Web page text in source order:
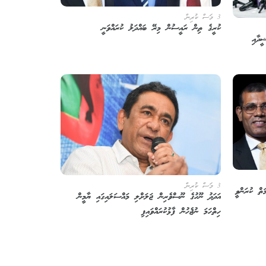
3 މަސް ކުރިން
ކުރީގެ ތިން ރައީސުން މިރޭ ބައްދަލު ކުރައްވަނީ
ކުރަންވީ 3 މަސް ކުރިން
އަދަދު ނޫހުގެ ނޫސްވެރިން ޖަލަށްލި މައްސަލައިގައި ޔާމީން
ހިތްހަމަ ނުޖެހުން ފާޅުކުރައްވައިފި